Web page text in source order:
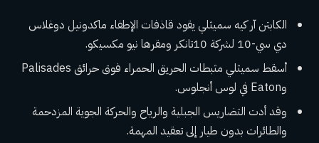
الكابتن آر كيه سميثلي يقود قاذفات الإطفاء ماكدونيل دوغلاس
دي سي-10 لشركة 10تانكر ومقرها نيو مكسيكو.
أسقط سميثلي مثبطات الحريق الحمراء فوق حرائق Palisades
وEaton في لوس أنجلوس.
وقد أدت التضاريس الجبلية والرياح والحركة الجوية المزدحمة
والطائرات بدون طيار إلى تعقيد المهمة.